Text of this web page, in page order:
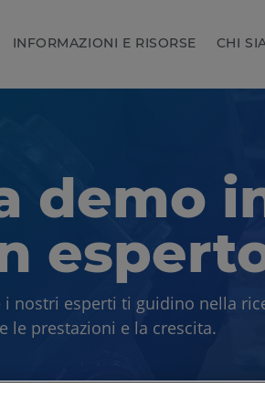
INFORMAZIONI E RISORSE CHI
demo
nostri esperti ti guidino nella
le prestazioni e la crescita.